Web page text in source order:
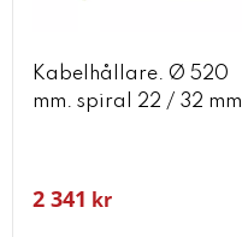
Kabelhållare. Ø 520
mm. spiral 22 / 32 mm
2 341 kr